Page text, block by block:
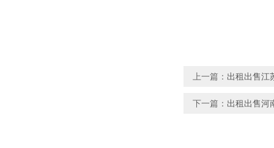
上一篇： 出租出售江
下一篇： 出租出售河